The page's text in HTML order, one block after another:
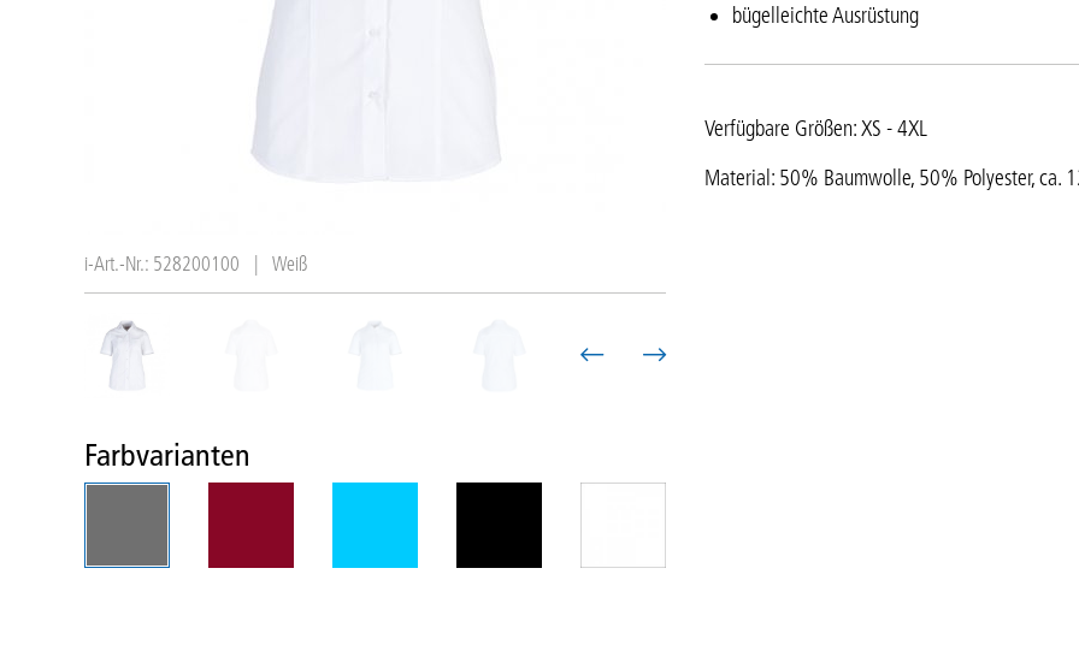
i-Art.-Nr.: 528200100 | Weiß
Farbvarianten
bügelleichte Ausrüstung
Verfügbare Größen: XS - 4XL
Material: 50% Baumwolle, 50% Polyester, ca.